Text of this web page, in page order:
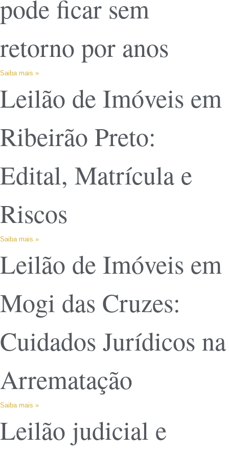
pode ficar sem
retorno por anos
Saiba mais »
Leilão de Imóveis em
Ribeirão Preto:
Edital, Matrícula e
Riscos
Saiba mais »
Leilão de Imóveis em
Mogi das Cruzes:
Cuidados Jurídicos na
Arrematação
Saiba mais »
Leilão judicial e